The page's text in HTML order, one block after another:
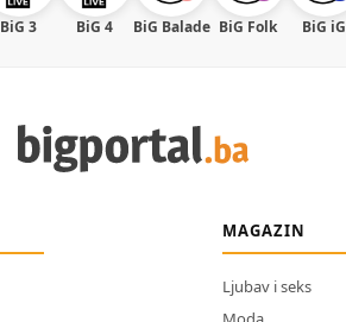
BiG 3 BiG 4 BiG Balade BiG Folk BiG iG
MAGAZIN
Ljubav i seks